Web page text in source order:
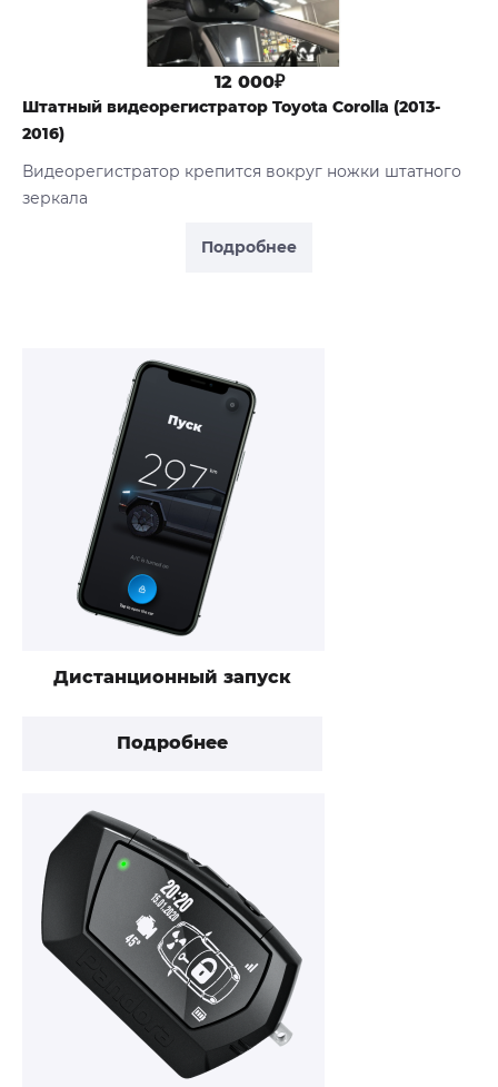
Подробнее
12 000₽
Штатный видеорегистратор Toyota Сorolla (2013-
2016)
Видеорегистратор крепится вокруг ножки штатного
зеркала
Дистанционный запуск
Подробнее